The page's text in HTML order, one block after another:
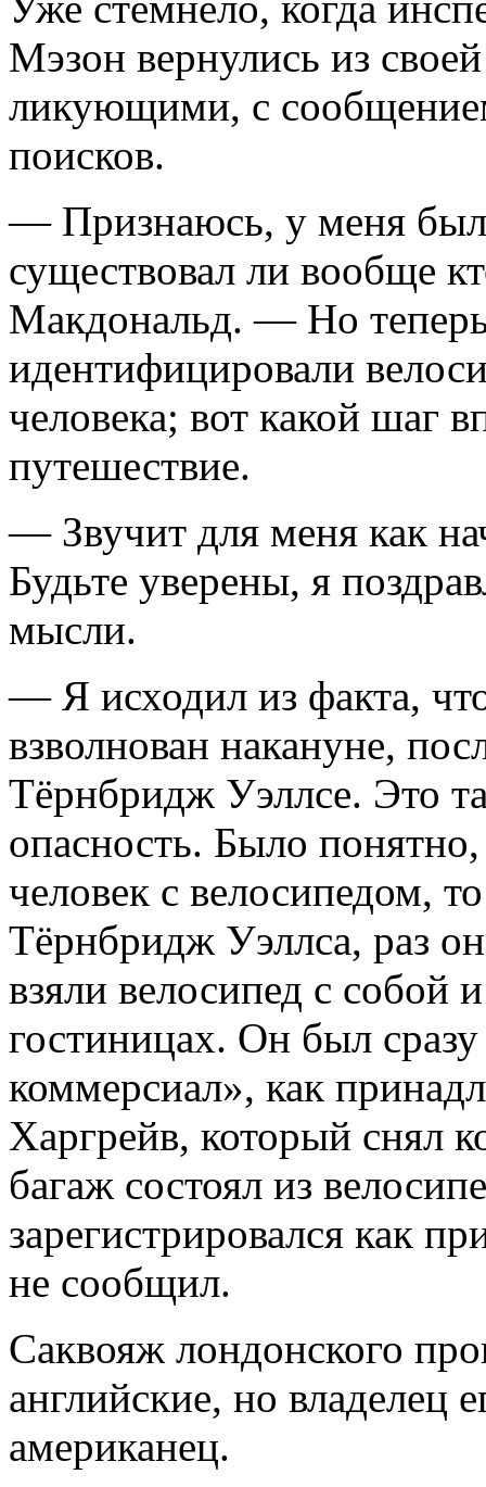
Мэзон вернулись из
ликующими, с
поисков.
— Признаюсь, у меня
существовал ли вообще
Макдональд. — Но
идентифицировали
человека; вот какой шаг
путешествие.
— Звучит для меня как
Будьте уверены, я
мысли.
— Я исходил из факта,
взволнован накануне,
Тёрнбридж Уэллсе. Это
опасность. Было
человек с велосипедом,
Тёрнбридж Уэллса, раз
взяли велосипед с собой
гостиницах. Он был
коммерсиал», как
Харгрейв, который снял
багаж состоял из
зарегистрировался как
не сообщил.
Саквояж лондонского
английские, но владелец
американец.